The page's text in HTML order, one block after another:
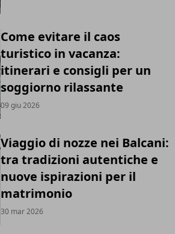
Come evitare il caos
turistico in vacanza:
itinerari e consigli per un
soggiorno rilassante
09 giu 2026
Viaggio di nozze nei Balcani:
tra tradizioni autentiche e
nuove ispirazioni per il
matrimonio
30 mar 2026